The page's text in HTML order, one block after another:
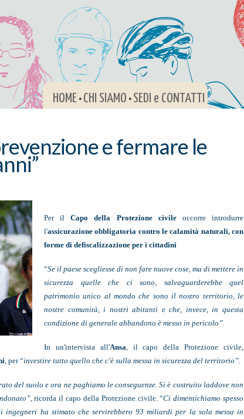
HOME • CHI SIAMO • SEDI e CONTATTI
e fermare le
Per ilCapo della Protezione civileoccorre introdurre
l'assicurazione obbligatoria contro le calamità naturali, con
forme di defiscalizzazione per i cittadini
“Se il paese scegliesse di non fare nuove cose, ma di mettere in
sicurezza quelle che ci sono, salvaguarderebbe quel
patrimonio unico al mondo che sono il nostro territorio, le
nostre comunità, i nostri abitanti e che, invece, in questa
condizione di generale abbandono è messo in pericolo”.
In un'intervista all'Ansa, il capo della Protezione civile,
, per “investire tutto quello che c'è sulla messa in sicurezza del territorio”.
del suolo e ora ne paghiamo le conseguenze. Si è costruito laddove non
, ricorda il capo della Protezione civile. “Ci dimentichiamo spesso
ingegneri ha stimato che servirebbero 93 miliardi per la sola messa in